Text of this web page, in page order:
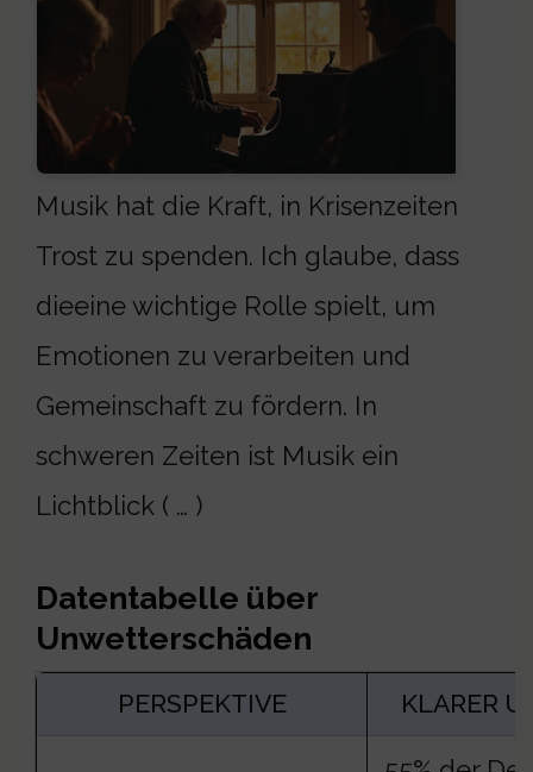
Musik hat die Kraft, in Krisenzeiten
Trost zu spenden. Ich glaube, dass
dieeine wichtige Rolle spielt, um
Emotionen zu verarbeiten und
Gemeinschaft zu fördern. In
schweren Zeiten ist Musik ein
Lichtblick ( … )
Datentabelle über
Unwetterschäden
PERSPEKTIVE KLARER